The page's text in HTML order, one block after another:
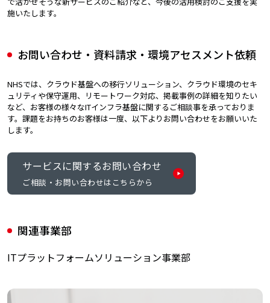
施いたします。
お問い合わせ・資料請求・環境アセスメント依頼
NHSでは、クラウド基盤への移行ソリューション、クラウド環境のセキ
ュリティや保守運用、リモートワーク対応、掲載事例の詳細を知りたい
など、お客様の様々なITインフラ基盤に関するご相談事を承っておりま
す。課題をお持ちのお客様は一度、以下よりお問い合わせをお願いいた
します。
サービスに関するお問い合わせ
ご相談・お問い合わせはこちらから
関連事業部
ITプラットフォームソリューション事業部